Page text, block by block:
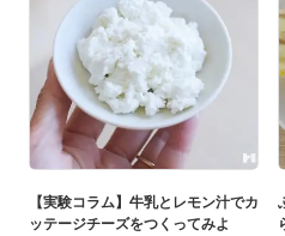
【実験コラム】牛乳とレモン汁でカ
ッテージチーズをつくってみよ